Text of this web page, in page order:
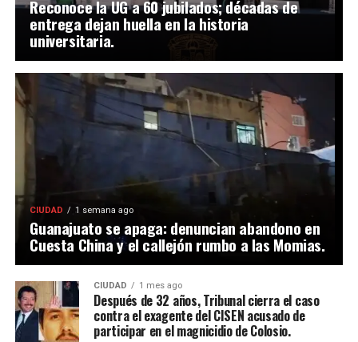
Reconoce la UG a 60 jubilados; décadas de
entrega dejan huella en la historia
universitaria.
CIUDAD 1 semana ago
Guanajuato se apaga: denuncian abandono en
Cuesta China y el callejón rumbo a las Momias.
CIUDAD 1 mes ago
Después de 32 años, Tribunal cierra el caso
contra el exagente del CISEN acusado de
participar en el magnicidio de Colosio.